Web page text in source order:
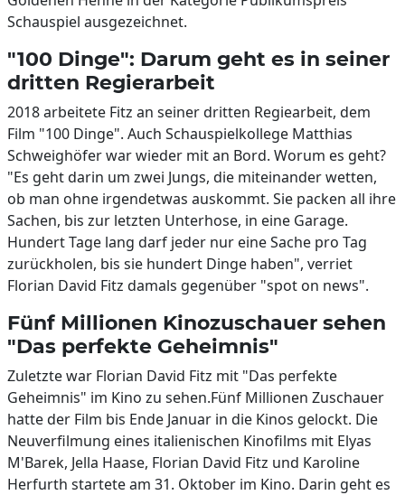
Schauspiel ausgezeichnet.
"100 Dinge": Darum geht es in seiner
dritten Regierarbeit
2018 arbeitete Fitz an seiner dritten Regiearbeit, dem
Film "100 Dinge". Auch Schauspielkollege Matthias
Schweighöfer war wieder mit an Bord. Worum es geht?
"Es geht darin um zwei Jungs, die miteinander wetten,
ob man ohne irgendetwas auskommt. Sie packen all ihre
Sachen, bis zur letzten Unterhose, in eine Garage.
Hundert Tage lang darf jeder nur eine Sache pro Tag
zurückholen, bis sie hundert Dinge haben", verriet
Florian David Fitz damals gegenüber "spot on news".
Fünf Millionen Kinozuschauer sehen
"Das perfekte Geheimnis"
Zuletzte war Florian David Fitz mit "Das perfekte
Geheimnis" im Kino zu sehen.Fünf Millionen Zuschauer
hatte der Film bis Ende Januar in die Kinos gelockt. Die
Neuverfilmung eines italienischen Kinofilms mit Elyas
M'Barek, Jella Haase, Florian David Fitz und Karoline
Herfurth startete am 31. Oktober im Kino. Darin geht es